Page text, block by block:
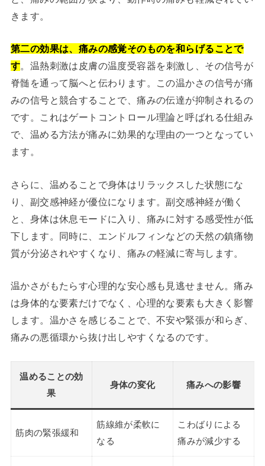
きます。
第二の効果は、痛みの感覚そのものを和らげることで
す。温熱刺激は皮膚の温度受容器を刺激し、その信号が
脊髄を通って脳へと伝わります。この温かさの信号が痛
みの信号と競合することで、痛みの伝達が抑制されるの
です。これはゲートコントロール理論と呼ばれる仕組み
で、温める方法が痛みに効果的な理由の一つとなってい
ます。
さらに、温めることで身体はリラックスした状態にな
り、副交感神経が優位になります。副交感神経が働く
と、身体は休息モードに入り、痛みに対する感受性が低
下します。同時に、エンドルフィンなどの天然の鎮痛物
質が分泌されやすくなり、痛みの軽減に寄与します。
温かさがもたらす心理的な安心感も見逃せません。痛み
は身体的な要素だけでなく、心理的な要素も大きく影響
します。温かさを感じることで、不安や緊張が和らぎ、
痛みの悪循環から抜け出しやすくなるのです。
温めることの効
果
身体の変化 痛みへの影響
筋肉の緊張緩和
筋線維が柔軟に
なる
こわばりによる
痛みが減少する